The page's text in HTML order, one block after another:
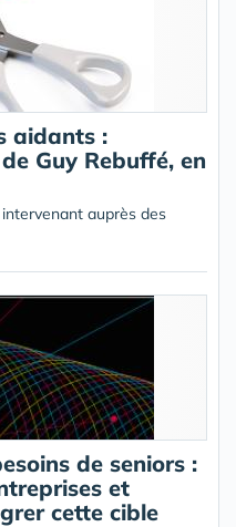
aidants :
Guy Rebuffé, en
auprès des
de seniors :
et
cette cible